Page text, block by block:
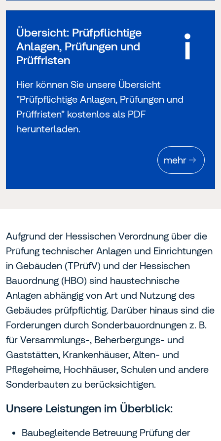
Übersicht: Prüfpflichtige
Anlagen, Prüfungen und
Prüffristen
Hier können Sie unsere Übersicht
"Prüfpflichtige Anlagen, Prüfungen und
Prüffristen" kostenlos als PDF
herunterladen.
mehr
Aufgrund der Hessischen Verordnung über die
Prüfung technischer Anlagen und Einrichtungen
in Gebäuden (TPrüfV) und der Hessischen
Bauordnung (HBO) sind haustechnische
Anlagen abhängig von Art und Nutzung des
Gebäudes prüfpflichtig. Darüber hinaus sind die
Forderungen durch Sonderbauordnungen z. B.
für Versammlungs-, Beherbergungs- und
Gaststätten, Krankenhäuser, Alten- und
Pflegeheime, Hochhäuser, Schulen und andere
Sonderbauten zu berücksichtigen.
Unsere Leistungen im Überblick:
Baubegleitende Betreuung Prüfung der